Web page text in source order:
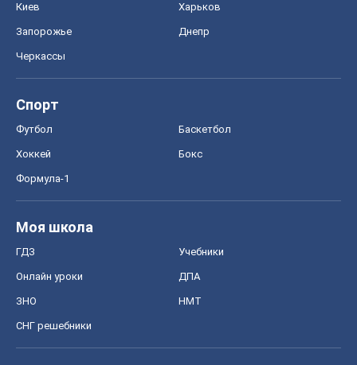
Киев Харьков
Запорожье Днепр
Черкассы
Спорт
Футбол Баскетбол
Хоккей Бокс
Формула-1
Моя школа
ГДЗ Учебники
Онлайн уроки ДПА
ЗНО НМТ
СНГ решебники